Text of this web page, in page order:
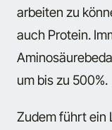
arbeiten zu
auch Protein.
um bis zu 500%.
Zudem führt ein